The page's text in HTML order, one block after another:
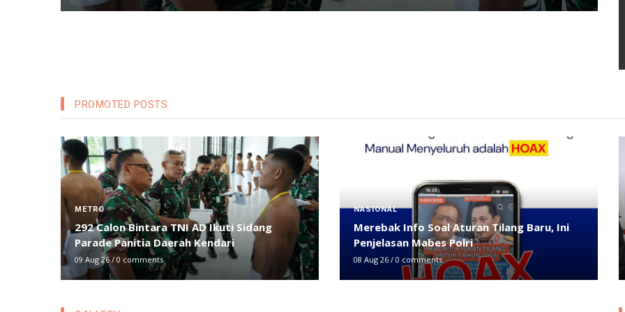
PROMOTED POSTS
NASIONAL
Merebak Info Soal Aturan Tilang Baru, Ini
Penjelasan Mabes Polri
08 Aug 26 / 0 comments
Polda Sultra Serahkan Tersangka dan
Barang Bukti Kasus Travel Umrah Ilegal ke
Kejaksaan
08 Aug 26 / 0 comments